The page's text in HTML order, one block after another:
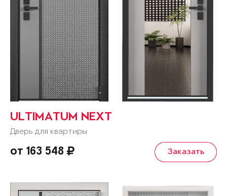
ULTIMATUM NEXT
Дверь для квартиры
от 163 548 Заказать